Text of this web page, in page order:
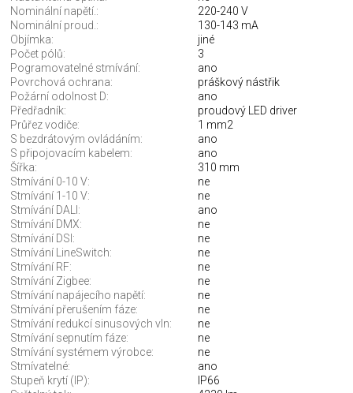
Nominální napětí.:
220-240 V
Nominální proud.:
130-143 mA
Objímka:
jiné
Počet pólů:
3
Pogramovatelné stmívání:
ano
Povrchová ochrana:
práškový nástřik
Požární odolnost D:
ano
Předřadník:
proudový LED driver
Průřez vodiče:
1 mm2
S bezdrátovým ovládáním:
ano
S připojovacím kabelem:
ano
Šířka:
310 mm
Stmívání 0-10 V:
ne
Stmívání 1-10 V:
ne
Stmívání DALI:
ano
Stmívání DMX:
ne
Stmívání DSI:
ne
Stmívání LineSwitch:
ne
Stmívání RF:
ne
Stmívání Zigbee:
ne
Stmívání napájecího napětí:
ne
Stmívání přerušením fáze:
ne
Stmívání redukcí sinusových vln:
ne
Stmívání sepnutím fáze:
ne
Stmívání systémem výrobce:
ne
Stmívatelné:
ano
Stupeň krytí (IP):
IP66